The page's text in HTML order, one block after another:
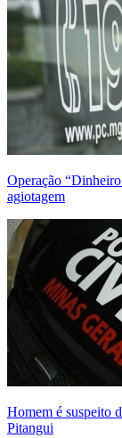
Operação
agiotagem
Homem é suspeito
Pitangui